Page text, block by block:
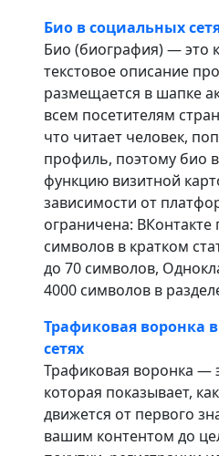
Био в социальных
Био (биография) — это
текстовое описание
размещается в шапке
всем посетителям
что читает человек,
профиль, поэтому био
функцию визитной
зависимости от
ограничена: ВКонтакте
символов в кратком
до 70 символов,
4000 символов в
Трафиковая воронка
сетях
Трафиковая воронка —
которая показывает,
движется от первого
вашим контентом до